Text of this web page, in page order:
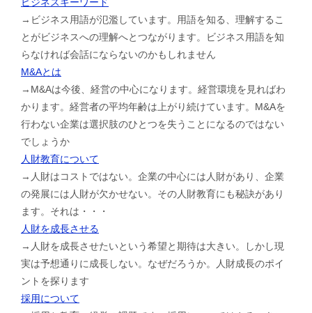
→ビジネス用語が氾濫しています。用語を知る、理解するこ
とがビジネスへの理解へとつながります。ビジネス用語を知
らなければ会話にならないのかもしれません
M&Aとは
→M&Aは今後、経営の中心になります。経営環境を見ればわ
かります。経営者の平均年齢は上がり続けています。M&Aを
行わない企業は選択肢のひとつを失うことになるのではない
でしょうか
人財教育について
→人財はコストではない。企業の中心には人財があり、企業
の発展には人財が欠かせない。その人財教育にも秘訣があり
ます。それは・・・
人財を成長させる
→人財を成長させたいという希望と期待は大きい。しかし現
実は予想通りに成長しない。なぜだろうか。人財成長のポイ
ントを探ります
採用について